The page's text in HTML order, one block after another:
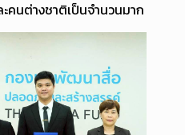
คนต่างชาติเป็นจำนวนมาก